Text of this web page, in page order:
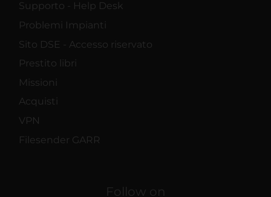
Supporto - Help Desk
Problemi Impianti
Sito DSE - Accesso riservato
Prestito libri
Missioni
Acquisti
VPN
Filesender GARR
Follow on